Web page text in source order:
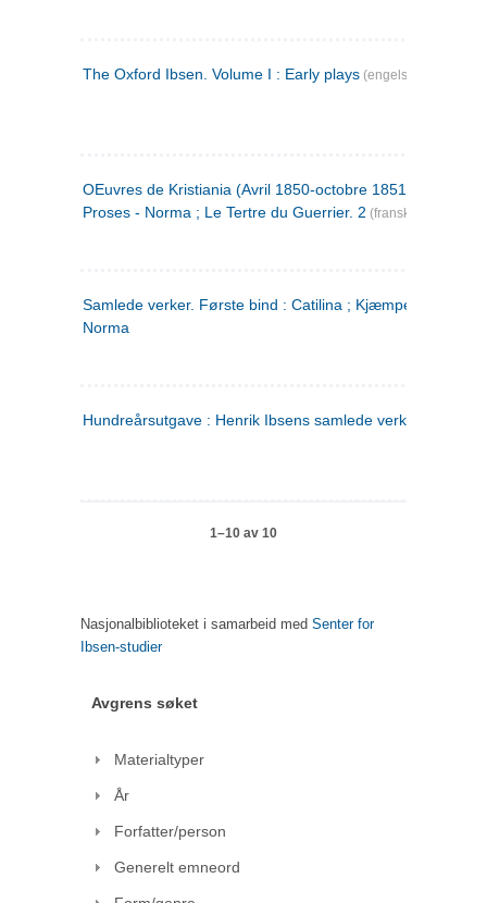
The Oxford Ibsen. Volume I : Early plays (engelsk)
OEuvres de Kristiania (Avril 1850-octobre 1851) : Poèmes
Proses - Norma ; Le Tertre du Guerrier. 2 (fransk)
Samlede verker. Første bind : Catilina ; Kjæmpehøien ;
Norma
Hundreårsutgave : Henrik Ibsens samlede verker. 1
1–10 av 10
Nasjonalbiblioteket i samarbeid med Senter for
Ibsen-studier
Avgrens søket
Materialtyper
År
Forfatter/person
Generelt emneord